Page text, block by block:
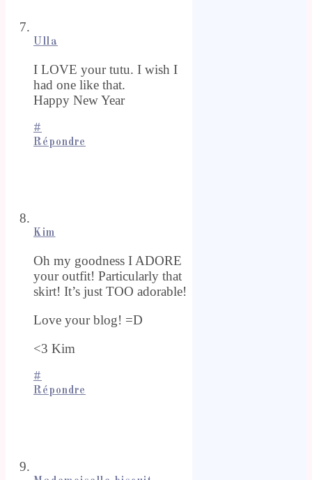
Ulla
I LOVE your tutu. I wish I
had one like that.
Happy New Year
#
Répondre
Kim
Oh my goodness I ADORE
your outfit! Particularly that
skirt! It’s just TOO adorable!
Love your blog! =D
<3 Kim
#
Répondre